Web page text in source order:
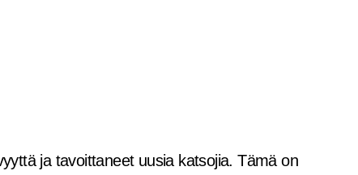
ja tavoittaneet uusia katsojia. Tämä on